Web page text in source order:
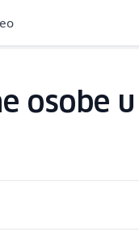
osobe u